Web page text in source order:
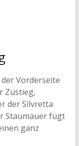
Vorderseite
Zustieg,
der Silvretta
Staumauer fügt
ganz